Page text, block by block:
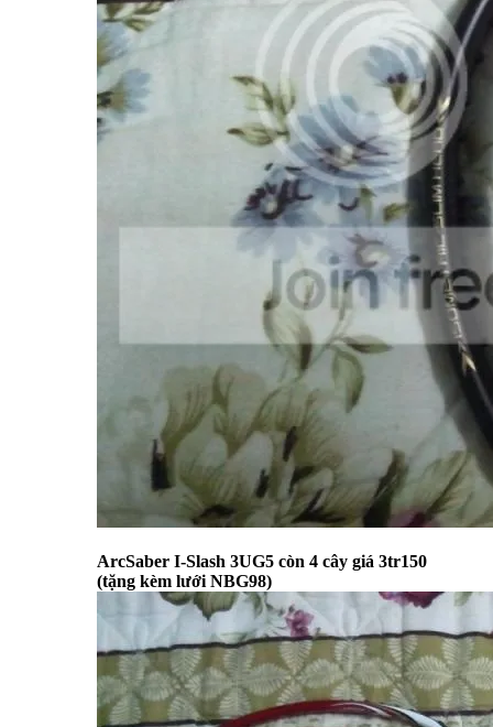
ArcSaber I-Slash 3UG5 còn 4 cây giá 3tr150
(tặng kèm lưới NBG98)